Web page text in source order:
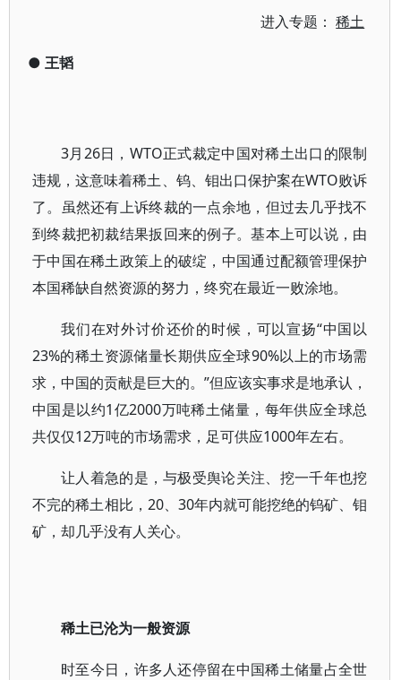
进入专题：稀土
● 王韬
3月26日，WTO正式裁定中国对稀土出口的限制
违规，这意味着稀土、钨、钼出口保护案在WTO败诉
了。虽然还有上诉终裁的一点余地，但过去几乎找不
到终裁把初裁结果扳回来的例子。基本上可以说，由
于中国在稀土政策上的破绽，中国通过配额管理保护
本国稀缺自然资源的努力，终究在最近一败涂地。
我们在对外讨价还价的时候，可以宣扬“中国以
23%的稀土资源储量长期供应全球90%以上的市场需
求，中国的贡献是巨大的。”但应该实事求是地承认，
中国是以约1亿2000万吨稀土储量，每年供应全球总
共仅仅12万吨的市场需求，足可供应1000年左右。
让人着急的是，与极受舆论关注、挖一千年也挖
不完的稀土相比，20、30年内就可能挖绝的钨矿、钼
矿，却几乎没有人关心。
稀土已沦为一般资源
时至今日，许多人还停留在中国稀土储量占全世